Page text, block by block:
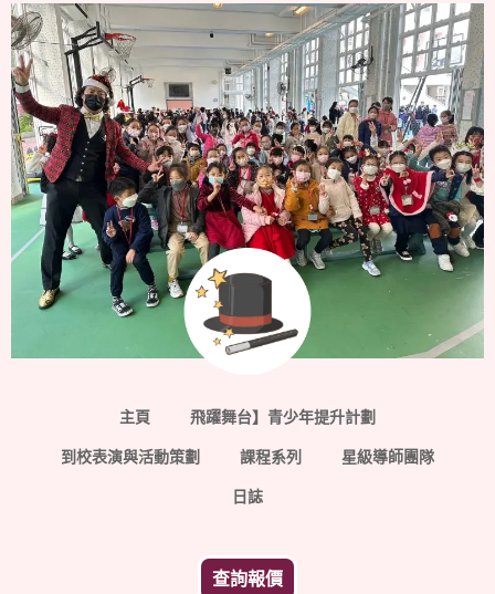
主頁
飛躍舞台】青少年提升計劃
到校表演與活動策劃
課程系列
星級導師團隊
日誌
查詢報價